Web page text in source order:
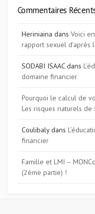
Commentaires
Heriniaina dans Voici
rapport sexuel d’après
SODABI ISAACdans
domaine financier
Pourquoi le calcul de
Les risques naturels
Coulibalydans
financier
Famille et LMI –
(2ème partie) !